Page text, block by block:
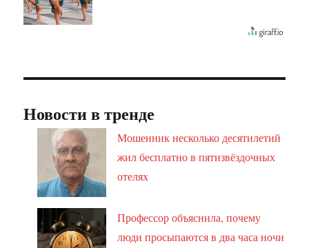
Новости в тренде
Мошенник несколько десятилетий
жил бесплатно в пятизвёздочных
отелях
Профессор объяснила, почему
люди просыпаются в два часа ночи